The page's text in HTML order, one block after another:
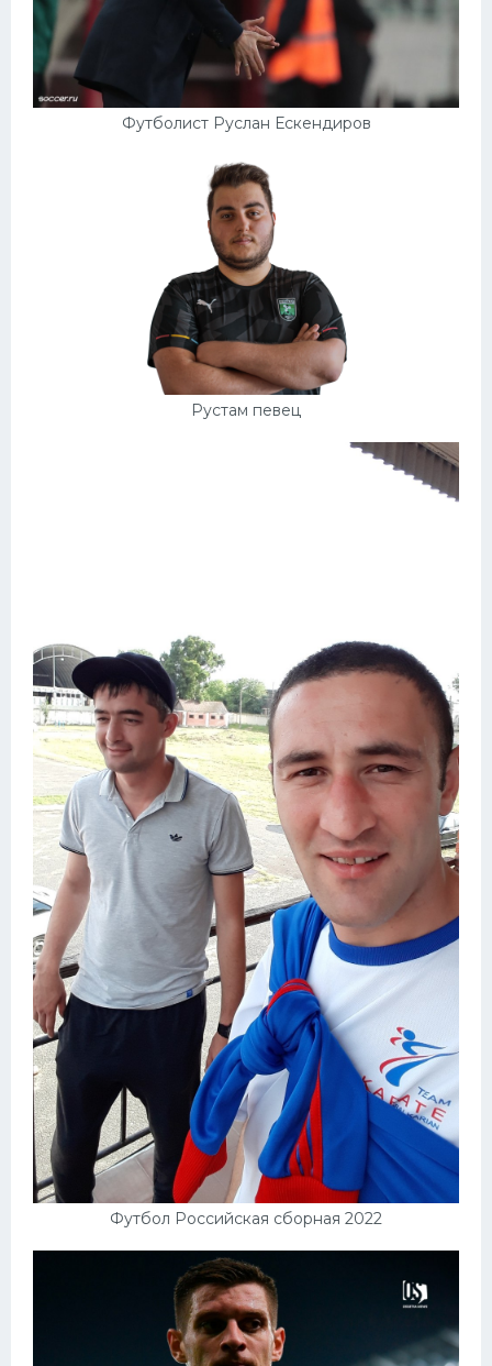
Футболист Руслан Ескендиров
Рустам певец
Футбол Российская сборная 2022